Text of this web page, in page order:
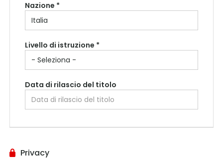
Nazione *
Livello di istruzione *
Data di rilascio del titolo
Privacy